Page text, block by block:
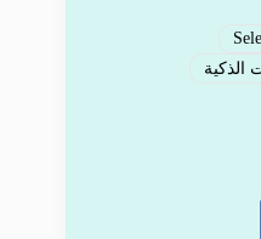
الذكية